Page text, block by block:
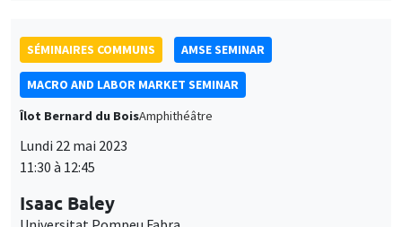
SÉMINAIRES COMMUNS AMSE SEMINAR
MACRO AND LABOR MARKET SEMINAR
Îlot Bernard du BoisAmphithéâtre
Lundi 22 mai 2023
11:30 à 12:45
Isaac Baley